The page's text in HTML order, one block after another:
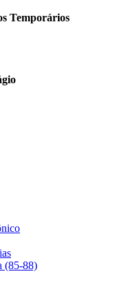
Temporários
(85-88)